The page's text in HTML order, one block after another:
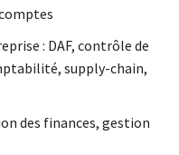
: DAF, contrôle de
supply-chain,
des finances, gestion